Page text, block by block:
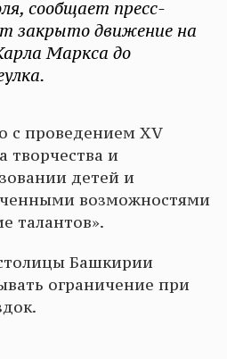
сообщает пресс-
закрыто движение на
Маркса до
с проведением XV
творчества и
детей и
возможностями
талантов».
Башкирии
ограничение при